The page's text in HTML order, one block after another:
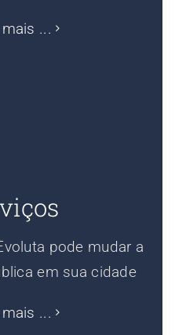
...
pode mudar a
em sua cidade
...